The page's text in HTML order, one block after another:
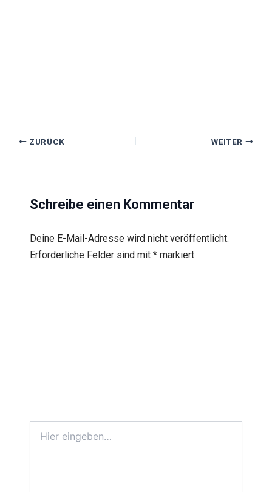
ZURÜCK WEITER
Schreibe einen Kommentar
Deine E-Mail-Adresse wird nicht veröffentlicht.
Erforderliche Felder sind mit *markiert
eingeben…